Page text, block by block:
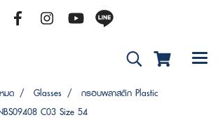
มด Glasses
กรอบพลาสติก Plastic
C03 Size 54